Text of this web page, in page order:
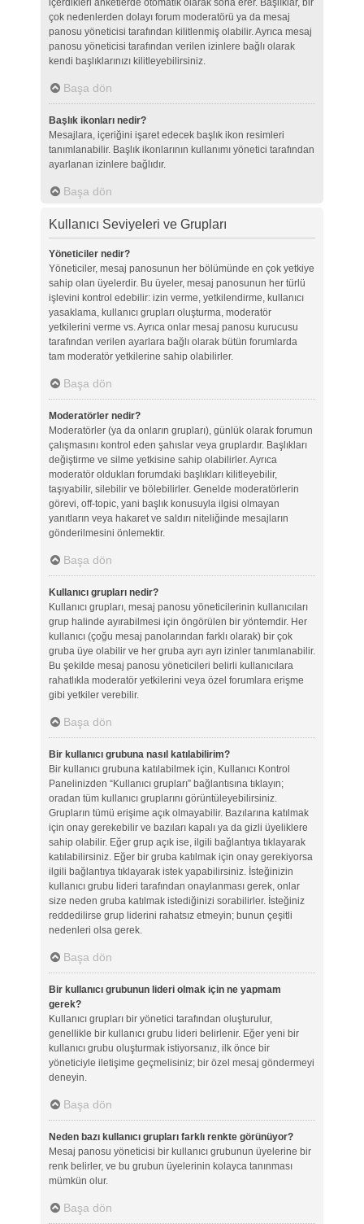
içerdikleri anketlerde otomatik olarak sona erer. Başlıklar, bir
çok nedenlerden dolayı forum moderatörü ya da mesaj
panosu yöneticisi tarafından kilitlenmiş olabilir. Ayrıca mesaj
panosu yöneticisi tarafından verilen izinlere bağlı olarak
kendi başlıklarınızı kilitleyebilirsiniz.
Başa dön
Başlık ikonları nedir?
Mesajlara, içeriğini işaret edecek başlık ikon resimleri
tanımlanabilir. Başlık ikonlarının kullanımı yönetici tarafından
ayarlanan izinlere bağlıdır.
Başa dön
Kullanıcı Seviyeleri ve Grupları
Yöneticiler nedir?
Yöneticiler, mesaj panosunun her bölümünde en çok yetkiye
sahip olan üyelerdir. Bu üyeler, mesaj panosunun her türlü
işlevini kontrol edebilir: izin verme, yetkilendirme, kullanıcı
yasaklama, kullanıcı grupları oluşturma, moderatör
yetkilerini verme vs. Ayrıca onlar mesaj panosu kurucusu
tarafından verilen ayarlara bağlı olarak bütün forumlarda
tam moderatör yetkilerine sahip olabilirler.
Başa dön
Moderatörler nedir?
Moderatörler (ya da onların grupları), günlük olarak forumun
çalışmasını kontrol eden şahıslar veya gruplardır. Başlıkları
değiştirme ve silme yetkisine sahip olabilirler. Ayrıca
moderatör oldukları forumdaki başlıkları kilitleyebilir,
taşıyabilir, silebilir ve bölebilirler. Genelde moderatörlerin
görevi, off-topic, yani başlık konusuyla ilgisi olmayan
yanıtların veya hakaret ve saldırı niteliğinde mesajların
gönderilmesini önlemektir.
Başa dön
Kullanıcı grupları nedir?
Kullanıcı grupları, mesaj panosu yöneticilerinin kullanıcıları
grup halinde ayırabilmesi için öngörülen bir yöntemdir. Her
kullanıcı (çoğu mesaj panolarından farklı olarak) bir çok
gruba üye olabilir ve her gruba ayrı ayrı izinler tanımlanabilir.
Bu şekilde mesaj panosu yöneticileri belirli kullanıcılara
rahatlıkla moderatör yetkilerini veya özel forumlara erişme
gibi yetkiler verebilir.
Başa dön
Bir kullanıcı grubuna nasıl katılabilirim?
Bir kullanıcı grubuna katılabilmek için, Kullanıcı Kontrol
Panelinizden “Kullanıcı grupları” bağlantısına tıklayın;
oradan tüm kullanıcı gruplarını görüntüleyebilirsiniz.
Grupların tümü erişime açık olmayabilir. Bazılarına katılmak
için onay gerekebilir ve bazıları kapalı ya da gizli üyeliklere
sahip olabilir. Eğer grup açık ise, ilgili bağlantıya tıklayarak
katılabilirsiniz. Eğer bir gruba katılmak için onay gerekiyorsa
ilgili bağlantıya tıklayarak istek yapabilirsiniz. İsteğinizin
kullanıcı grubu lideri tarafından onaylanması gerek, onlar
size neden gruba katılmak istediğinizi sorabilirler. İsteğiniz
reddedilirse grup liderini rahatsız etmeyin; bunun çeşitli
nedenleri olsa gerek.
Başa dön
Bir kullanıcı grubunun lideri olmak için ne yapmam
gerek?
Kullanıcı grupları bir yönetici tarafından oluşturulur,
genellikle bir kullanıcı grubu lideri belirlenir. Eğer yeni bir
kullanıcı grubu oluşturmak istiyorsanız, ilk önce bir
yöneticiyle iletişime geçmelisiniz; bir özel mesaj göndermeyi
deneyin.
Başa dön
Neden bazı kullanıcı grupları farklı renkte görünüyor?
Mesaj panosu yöneticisi bir kullanıcı grubunun üyelerine bir
renk belirler, ve bu grubun üyelerinin kolayca tanınması
mümkün olur.
Başa dön